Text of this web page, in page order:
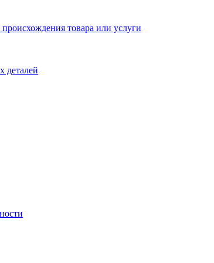
товара или услуги
деталей